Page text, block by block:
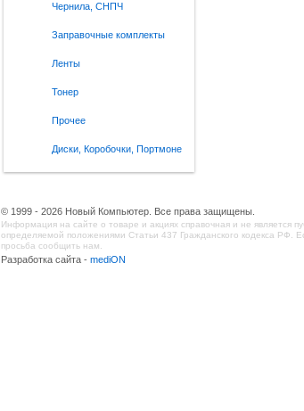
Чернила, СНПЧ
Заправочные комплекты
Ленты
Тонер
Прочее
Диски, Коробочки, Портмоне
© 1999 - 2026 Новый Компьютер. Все права защищены.
Информация на сайте о товаре и акциях справочная и не является
определяемой положениями Статьи 437 Гражданского кодекса РФ.
просьба сообщить нам.
Разработка сайта - mediON